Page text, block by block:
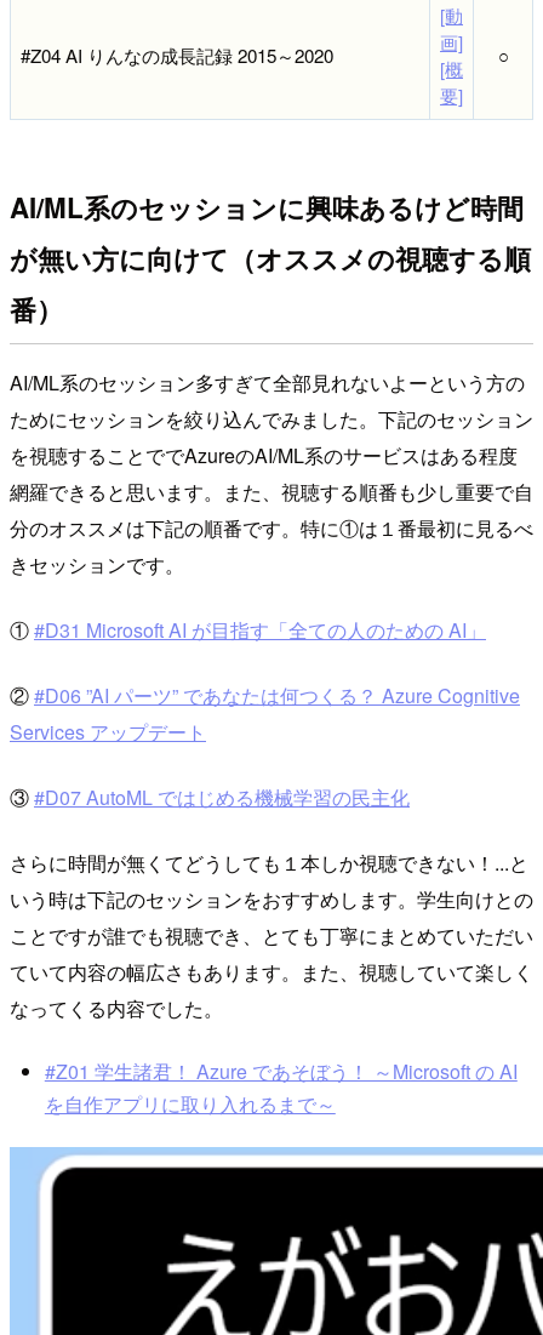
#Z04 AI りんなの成長記録 2015～2020
[動
画]
[概
要]
○
AI/ML系のセッションに興味あるけど時間
が無い方に向けて（オススメの視聴する順
番）
AI/ML系のセッション多すぎて全部見れないよーという方の
ためにセッションを絞り込んでみました。下記のセッション
を視聴することででAzureのAI/ML系のサービスはある程度
網羅できると思います。また、視聴する順番も少し重要で自
分のオススメは下記の順番です。特に①は１番最初に見るべ
きセッションです。
①#D31 Microsoft AI が目指す「全ての人のための AI」
②#D06 ”AI パーツ” であなたは何つくる？ Azure Cognitive
Services アップデート
③#D07 AutoML ではじめる機械学習の民主化
さらに時間が無くてどうしても１本しか視聴できない！...と
いう時は下記のセッションをおすすめします。学生向けとの
ことですが誰でも視聴でき、とても丁寧にまとめていただい
ていて内容の幅広さもあります。また、視聴していて楽しく
なってくる内容でした。
#Z01 学生諸君！ Azure であそぼう！ ～Microsoft の AI
を自作アプリに取り入れるまで～